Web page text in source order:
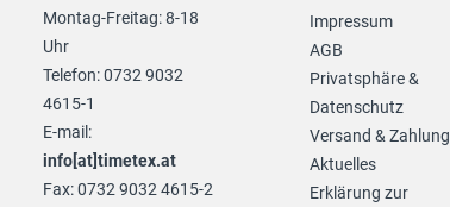
Montag-Freitag: 8-18
Uhr
Telefon: 0732 9032
4615-1
E-mail:
info[at]timetex.at
Fax: 0732 9032 4615-2
Impressum
AGB
Privatsphäre &
Datenschutz
Versand & Zahlung
Aktuelles
Erklärung zur